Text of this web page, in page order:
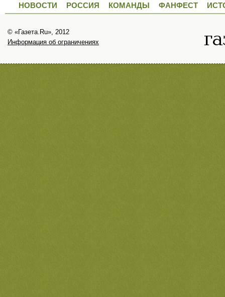
НОВОСТИ РОССИЯ КОМАНДЫ ФАНФЕСТ
© «Газета.Ru», 2012
Информация об ограничениях